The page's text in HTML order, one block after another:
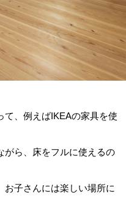
て、例えばIKEAの家具を使
がら、床をフルに使えるの
お子さんには楽しい場所に